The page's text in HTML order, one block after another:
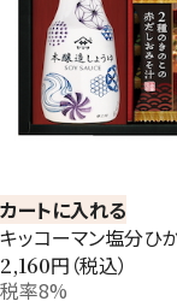
カートに入れる
キッコーマン塩分ひ
2,160円（税込）
税率8%